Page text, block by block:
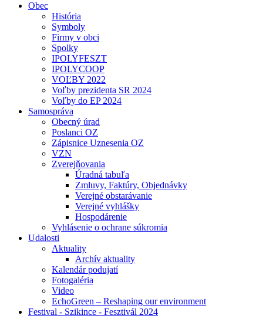
Obec
História
Symboly
Firmy v obci
Spolky
IPOLYFESZT
IPOLYCOOP
VOĽBY 2022
Voľby prezidenta SR 2024
Voľby do EP 2024
Samospráva
Obecný úrad
Poslanci OZ
Zápisnice Uznesenia OZ
VZN
Zverejňovania
Úradná tabuľa
Zmluvy, Faktúry, Objednávky
Verejné obstarávanie
Verejné vyhlášky
Hospodárenie
Vyhlásenie o ochrane súkromia
Udalosti
Aktuality
Archív aktuality
Kalendár podujatí
Fotogaléria
Video
EchoGreen – Reshaping our environment
Festival - Szikince - Fesztivál 2024